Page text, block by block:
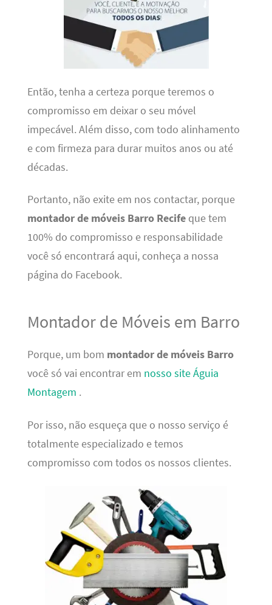
Então, tenha a certeza porque teremos o
compromisso em deixar o seu móvel
impecável. Além disso, com todo alinhamento
e com firmeza para durar muitos anos ou até
décadas.
Portanto, não exite em nos contactar, porque
montador de móveis Barro Recifeque tem
100% do compromisso e responsabilidade
você só encontrará aqui, conheça a nossa
página do Facebook.
Montador de Móveis em Barro
Porque, um bom montador de móveis Barro
você só vai encontrar em nosso site Águia
Montagem .
Por isso, não esqueça que o nosso serviço é
totalmente especializado e temos
compromisso com todos os nossos clientes.